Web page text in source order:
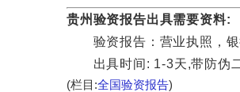
贵州验资报告出具需要资料:
验资报告：营业执照，银
出具时间: 1-3天,带防伪
(栏目:全国验资报告)